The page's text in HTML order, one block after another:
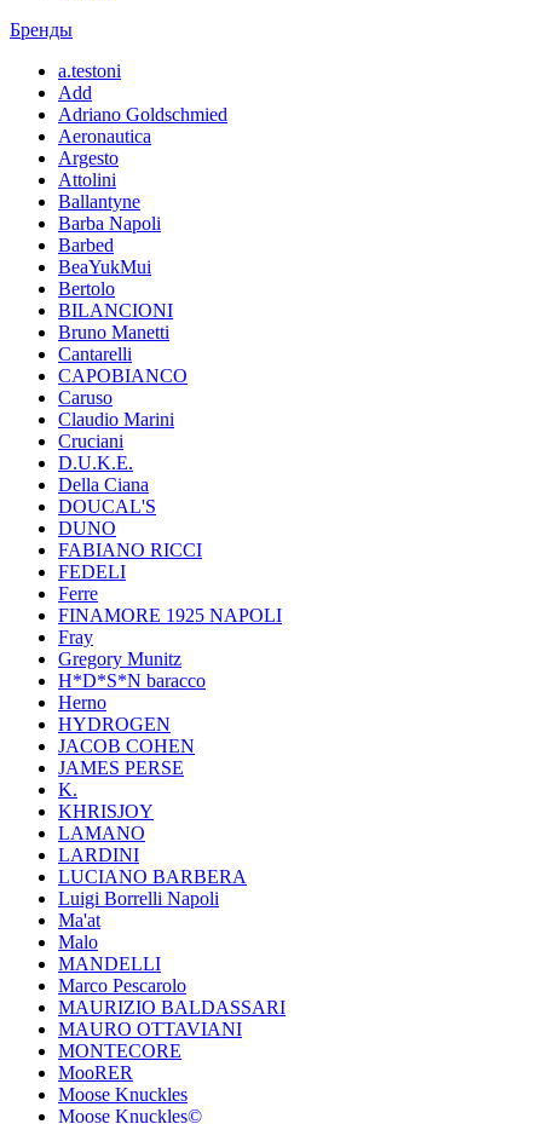
Бренды
a.testoni
Add
Adriano Goldschmied
Aeronautica
Argesto
Attolini
Ballantyne
Barba Napoli
Barbed
BeaYukMui
Bertolo
BILANCIONI
Bruno Manetti
Cantarelli
CAPOBIANCO
Caruso
Claudio Marini
Cruciani
D.U.K.E.
Della Ciana
DOUCAL'S
DUNO
FABIANO RICCI
FEDELI
Ferre
FINAMORE 1925 NAPOLI
Fray
Gregory Munitz
H*D*S*N baracco
Herno
HYDROGEN
JACOB COHEN
JAMES PERSE
K.
KHRISJOY
LAMANO
LARDINI
LUCIANO BARBERA
Luigi Borrelli Napoli
Ma'at
Malo
MANDELLI
Marco Pescarolo
MAURIZIO BALDASSARI
MAURO OTTAVIANI
MONTECORE
MooRER
Moose Knuckles
Moose Knuckles©️